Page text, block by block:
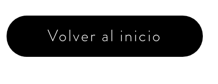
Volver al inicio